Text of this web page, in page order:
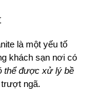
là một yếu tố
khách sạn nơi có
thể được xử lý bề
ngã.